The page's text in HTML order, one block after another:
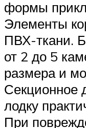
формы
Элементы
ПВХ-ткани.
от 2 до 5
размера и
Секционное
лодку
При